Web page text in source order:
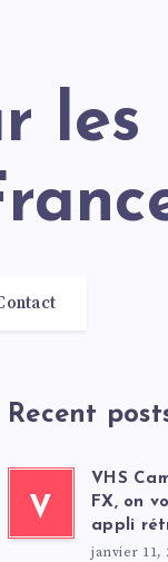
Recent
V
VHS
FX, on
appli
janvier 11,